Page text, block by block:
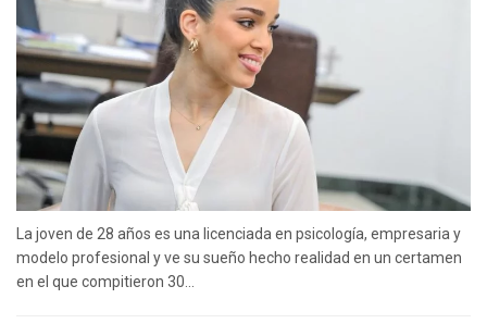
La joven de 28 años es una licenciada en psicología, empresaria y
modelo profesional y ve su sueño hecho realidad en un certamen
en el que compitieron 30...